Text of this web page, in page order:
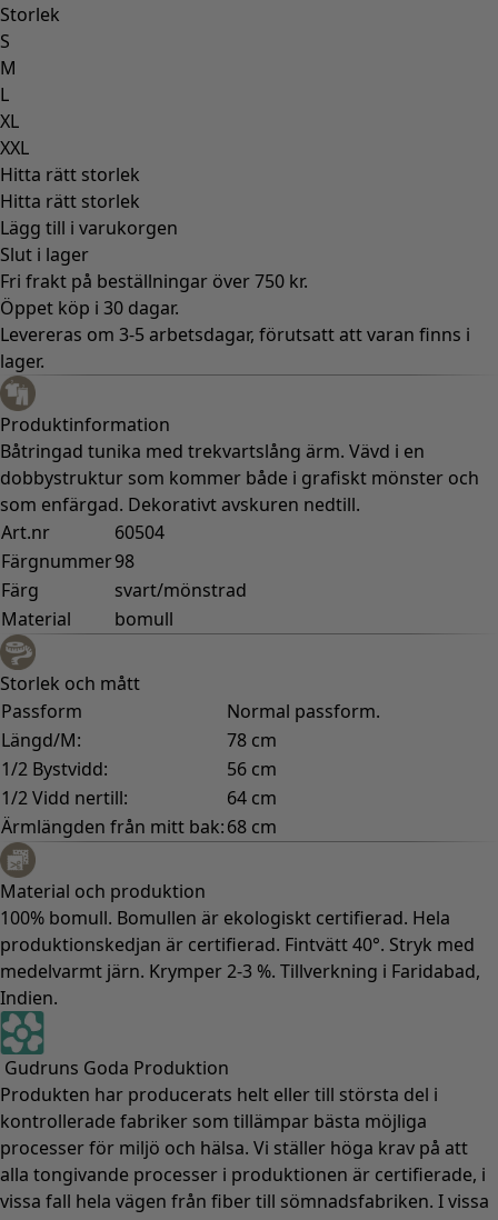
Storlek
S
M
L
XL
XXL
Hitta rätt storlek
Hitta rätt storlek
Lägg till i varukorgen
Slut i lager
Fri frakt på beställningar över 750 kr.
Öppet köp i 30 dagar.
Levereras om 3-5 arbetsdagar, förutsatt att varan finns i
lager.
Produktinformation
Båtringad tunika med trekvartslång ärm. Vävd i en
dobbystruktur som kommer både i grafiskt mönster och
som enfärgad. Dekorativt avskuren nedtill.
Art.nr
60504
Färgnummer98
Färg
svart/mönstrad
Material
bomull
Storlek och mått
Passform
Normal passform.
Längd/M:
78 cm
1/2 Bystvidd:
56 cm
1/2 Vidd nertill:
64 cm
Ärmlängden från mitt bak:68 cm
Material och produktion
100% bomull. Bomullen är ekologiskt certifierad. Hela
produktionskedjan är certifierad. Fintvätt 40°. Stryk med
medelvarmt järn. Krymper 2-3 %. Tillverkning i Faridabad,
Indien.
Gudruns Goda Produktion
Produkten har producerats helt eller till största del i
kontrollerade fabriker som tillämpar bästa möjliga
processer för miljö och hälsa. Vi ställer höga krav på att
alla tongivande processer i produktionen är certifierade, i
vissa fall hela vägen från fiber till sömnadsfabriken. I vissa